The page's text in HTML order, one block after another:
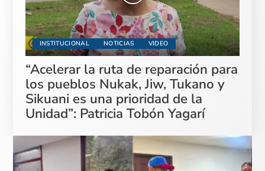
INSTITUCIONAL NOTICIAS VIDEO
“Acelerar la ruta de reparación para
los pueblos Nukak, Jiw, Tukano y
Sikuani es una prioridad de la
Unidad”: Patricia Tobón Yagarí